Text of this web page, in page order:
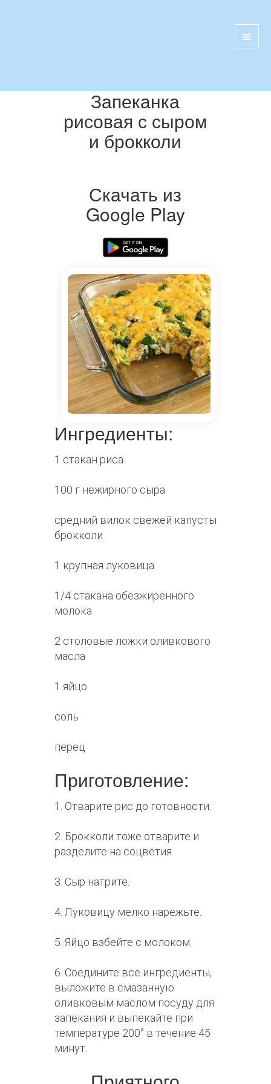
Запеканка
рисовая с сыром
и брокколи
Скачать из
Google Play
Ингредиенты:
1 стакан риса
100 г нежирного сыра
средний вилок свежей капусты
брокколи
1 крупная луковица
1/4 стакана обезжиренного
молока
2 столовые ложки оливкового
масла
1 яйцо
соль
перец
Приготовление:
1. Отварите рис до готовности.
2. Брокколи тоже отварите и
разделите на соцветия.
3. Сыр натрите.
4. Луковицу мелко нарежьте.
5. Яйцо взбейте с молоком.
6. Соедините все ингредиенты,
выложите в смазанную
оливковым маслом посуду для
запекания и выпекайте при
температуре 200° в течение 45
минут.